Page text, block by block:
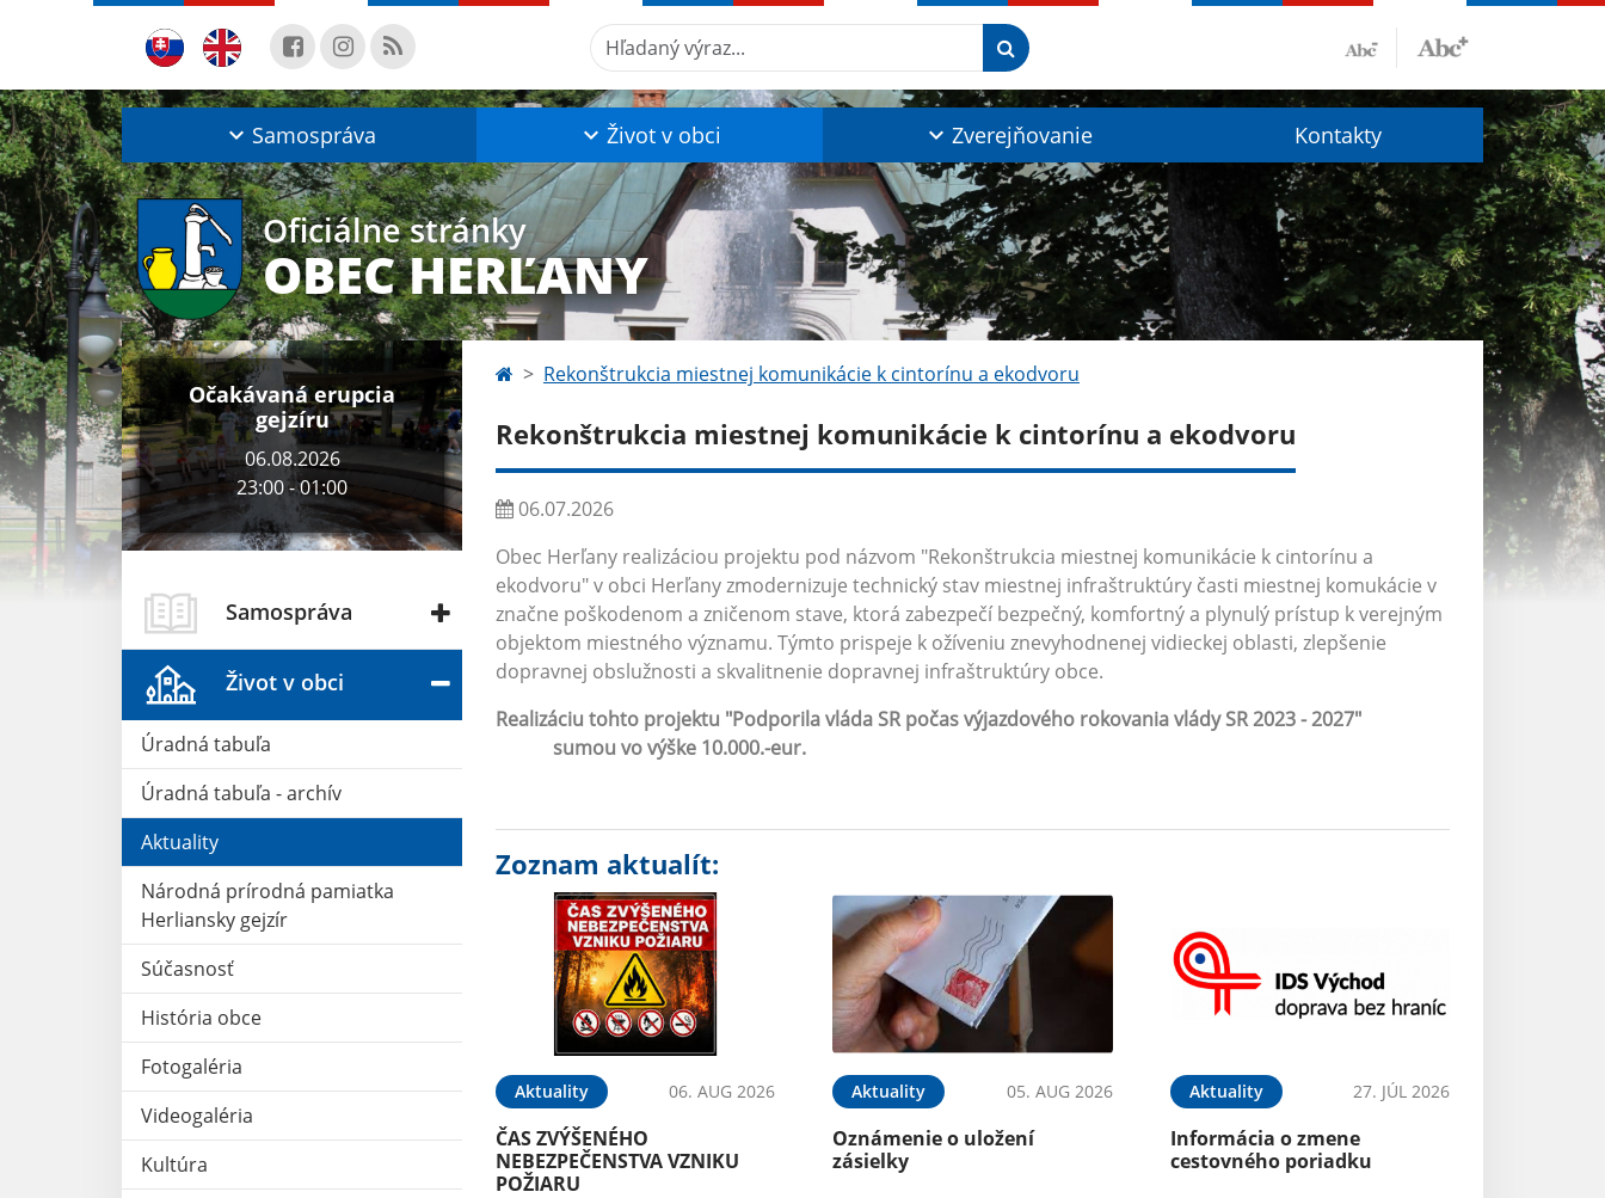
Hľadaný výraz...
Samospráva Život v obci Zverejňovanie Kontakty
Oficiálne stránky
OBEC HERĽANY
Očakávaná erupcia
gejzíru
06.08.2026
23:00 - 01:00
Samospráva
Život v obci
Úradná tabuľa
Úradná tabuľa - archív
Aktuality
Národná prírodná pamiatka
Herliansky gejzír
Súčasnosť
História obce
Fotogaléria
Videogaléria
Kultúra
Rekonštrukcia miestnej komunikácie k cintorínu a ekodvoru
Rekonštrukcia miestnej komunikácie k cintorínu a ekodvoru
06.07.2026
Obec Herľany realizáciou projektu pod názvom "Rekonštrukcia miestnej komunikácie k cintorínu a
ekodvoru" v obci Herľany zmodernizuje technický stav miestnej infraštruktúry časti miestnej komukácie v
značne poškodenom a zničenom stave, ktorá zabezpečí bezpečný, komfortný a plynulý prístup k verejným
objektom miestného významu. Týmto prispeje k ožíveniu znevyhodnenej vidieckej oblasti, zlepšenie
dopravnej obslužnosti a skvalitnenie dopravnej infraštruktúry obce.
Realizáciu tohto projektu "Podporila vláda SR počas výjazdového rokovania vlády SR 2023 - 2027"
sumou vo výške 10.000.-eur.
Zoznam aktualít:
Aktuality 06. AUG 2026
ČAS ZVÝŠENÉHO
NEBEZPEČENSTVA VZNIKU
POŽIARU
Aktuality 05. AUG 2026
Oznámenie o uložení
zásielky
Aktuality 27. JÚL 2026
Informácia o zmene
cestovného poriadku